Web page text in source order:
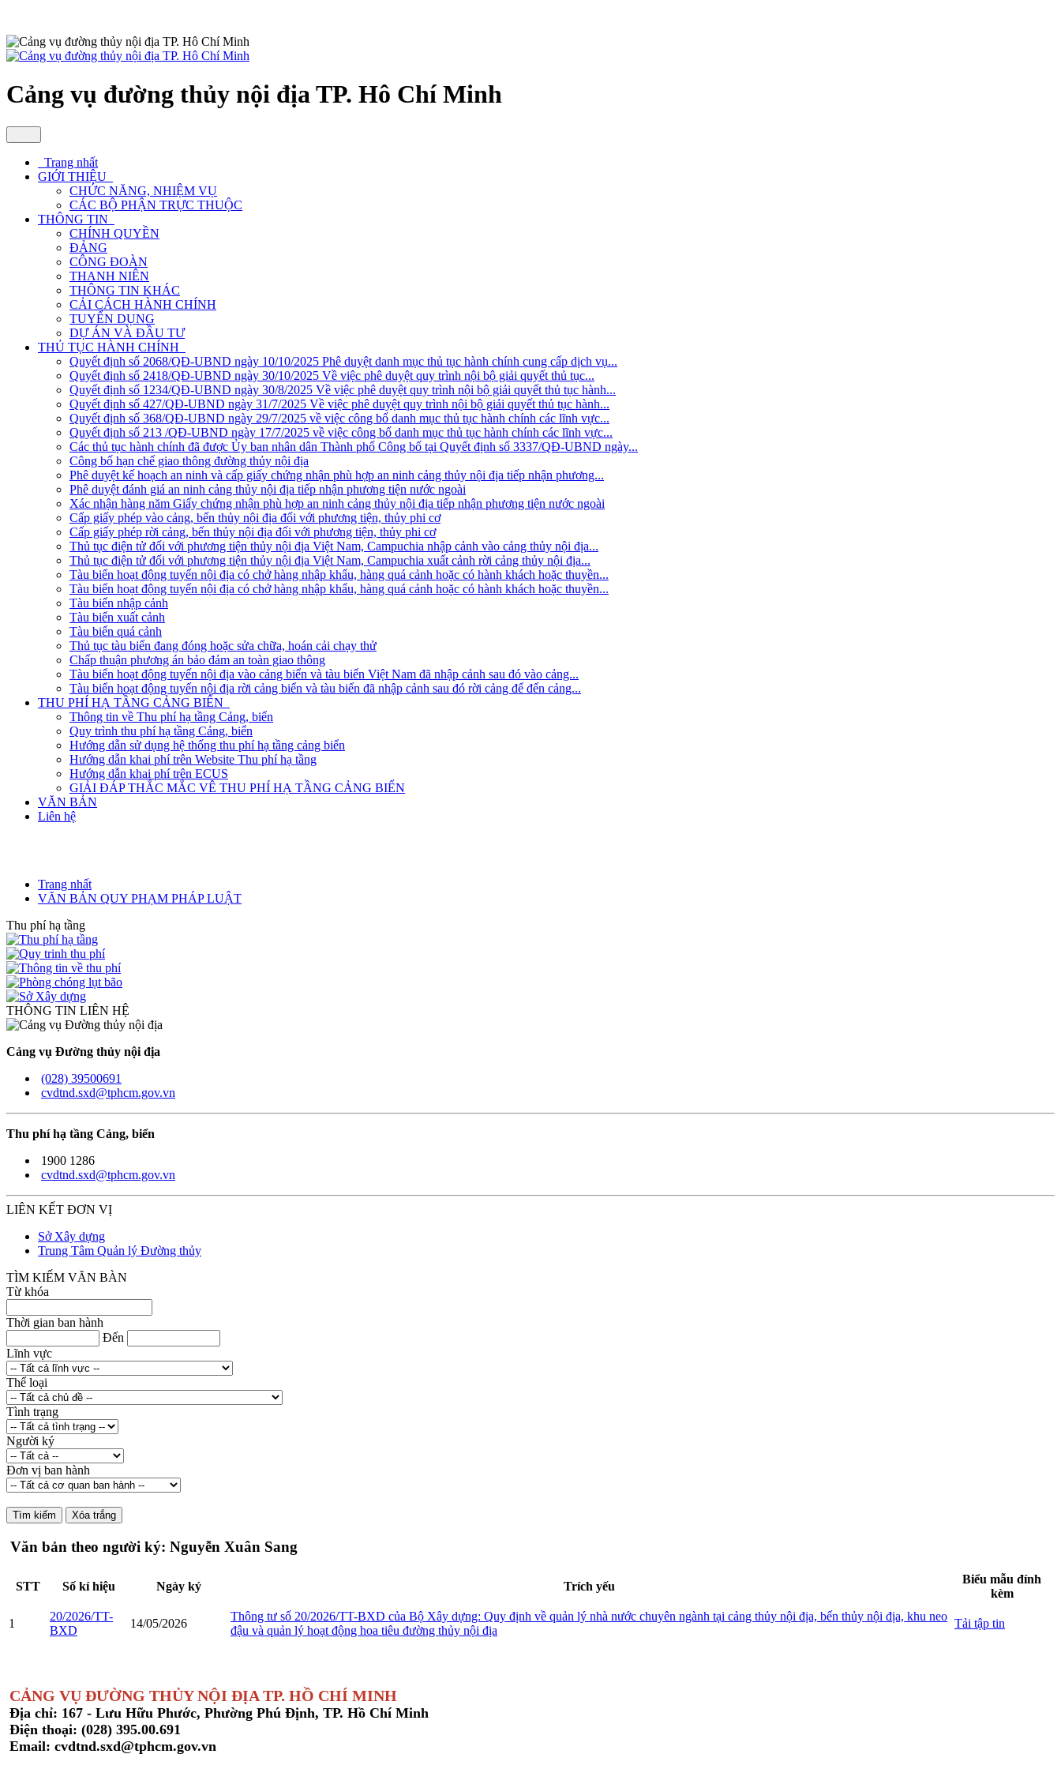
Cảng vụ đường thủy nội địa TP. Hô Chí Minh
Trang nhất
GIỚI THIỆU
CHỨC NĂNG, NHIỆM VỤ
CÁC BỘ PHẬN TRỰC THUỘC
THÔNG TIN
CHÍNH QUYỀN
ĐẢNG
CÔNG ĐOÀN
THANH NIÊN
THÔNG TIN KHÁC
CẢI CÁCH HÀNH CHÍNH
TUYỂN DỤNG
DỰ ÁN VÀ ĐẦU TƯ
THỦ TỤC HÀNH CHÍNH
Quyết định số 2068/QĐ-UBND ngày 10/10/2025 Phê duyệt danh mục thủ tục hành chính cung cấp dịch vụ...
Quyết định số 2418/QĐ-UBND ngày 30/10/2025 Về việc phê duyệt quy trình nội bộ giải quyết thủ tục...
Quyết định số 1234/QĐ-UBND ngày 30/8/2025 Về việc phê duyệt quy trình nội bộ giải quyết thủ tục hành...
Quyết định số 427/QĐ-UBND ngày 31/7/2025 Về việc phê duyệt quy trình nội bộ giải quyết thủ tục hành...
Quyết định số 368/QĐ-UBND ngày 29/7/2025 về việc công bố danh mục thủ tục hành chính các lĩnh vực...
Quyết định số 213 /QĐ-UBND ngày 17/7/2025 về việc công bố danh mục thủ tục hành chính các lĩnh vực...
Các thủ tục hành chính đã được Ủy ban nhân dân Thành phố Công bố tại Quyết định số 3337/QĐ-UBND ngày...
Công bố hạn chế giao thông đường thủy nội địa
Phê duyệt kế hoạch an ninh và cấp giấy chứng nhận phù hợp an ninh cảng thủy nội địa tiếp nhận phương...
Phê duyệt đánh giá an ninh cảng thủy nội địa tiếp nhận phương tiện nước ngoài
Xác nhận hàng năm Giấy chứng nhận phù hợp an ninh cảng thủy nội địa tiếp nhận phương tiện nước ngoài
Cấp giấy phép vào cảng, bến thủy nội địa đối với phương tiện, thủy phi cơ
Cấp giấy phép rời cảng, bến thủy nội địa đối với phương tiện, thủy phi cơ
Thủ tục điện tử đối với phương tiện thủy nội địa Việt Nam, Campuchia nhập cảnh vào cảng thủy nội địa...
Thủ tục điện tử đối với phương tiện thủy nội địa Việt Nam, Campuchia xuất cảnh rời cảng thủy nội địa...
Tàu biển hoạt động tuyến nội địa có chở hàng nhập khẩu, hàng quá cảnh hoặc có hành khách hoặc thuyền...
Tàu biển hoạt động tuyến nội địa có chở hàng nhập khẩu, hàng quá cảnh hoặc có hành khách hoặc thuyền...
Tàu biển nhập cảnh
Tàu biển xuất cảnh
Tàu biển quá cảnh
Thủ tục tàu biển đang đóng hoặc sửa chữa, hoán cải chạy thử
Chấp thuận phương án bảo đảm an toàn giao thông
Tàu biển hoạt động tuyến nội địa vào cảng biển và tàu biển Việt Nam đã nhập cảnh sau đó vào cảng...
Tàu biển hoạt động tuyến nội địa rời cảng biển và tàu biển đã nhập cảnh sau đó rời cảng để đến cảng...
THU PHÍ HẠ TẦNG CẢNG BIỂN
Thông tin về Thu phí hạ tầng Cảng, biển
Quy trình thu phí hạ tầng Cảng, biển
Hướng dẫn sử dụng hệ thống thu phí hạ tầng cảng biển
Hướng dẫn khai phí trên Website Thu phí hạ tầng
Hướng dẫn khai phí trên ECUS
GIẢI ĐÁP THẮC MẮC VÊ THU PHÍ HẠ TẦNG CẢNG BIỂN
VĂN BẢN
Liên hệ
Trang nhất
VĂN BẢN QUY PHẠM PHÁP LUẬT
Thu phí hạ tầng
THÔNG TIN LIÊN HỆ
Cảng vụ Đường thủy nội địa
(028) 39500691
cvdtnd.sxd@tphcm.gov.vn
Thu phí hạ tầng Cảng, biển
1900 1286
cvdtnd.sxd@tphcm.gov.vn
LIÊN KẾT ĐƠN VỊ
Sở Xây dựng
Trung Tâm Quản lý Đường thủy
TÌM KIẾM VĂN BÀN
Từ khóa
Thời gian ban hành
Đến
Lĩnh vực
Thể loại
Tình trạng
Người ký
Đơn vị ban hành
Văn bản theo người ký: Nguyễn Xuân Sang
STT Số kí hiệu Ngày ký Trích yếu
Biểu mẫu đính
kèm
1
20/2026/TT-
BXD
14/05/2026
Thông tư số 20/2026/TT-BXD của Bộ Xây dựng: Quy định về quản lý nhà nước chuyên ngành tại cảng thủy nội địa, bến thủy nội địa, khu neo
đậu và quản lý hoạt động hoa tiêu đường thủy nội địa
Tải tập tin
CẢNG VỤ ĐƯỜNG THỦY NỘI ĐỊA TP. HỒ CHÍ MINH
Địa chỉ: 167 - Lưu Hữu Phước, Phường Phú Định, TP. Hồ Chí Minh
Điện thoại: (028) 395.00.691
Email: cvdtnd.sxd@tphcm.gov.vn